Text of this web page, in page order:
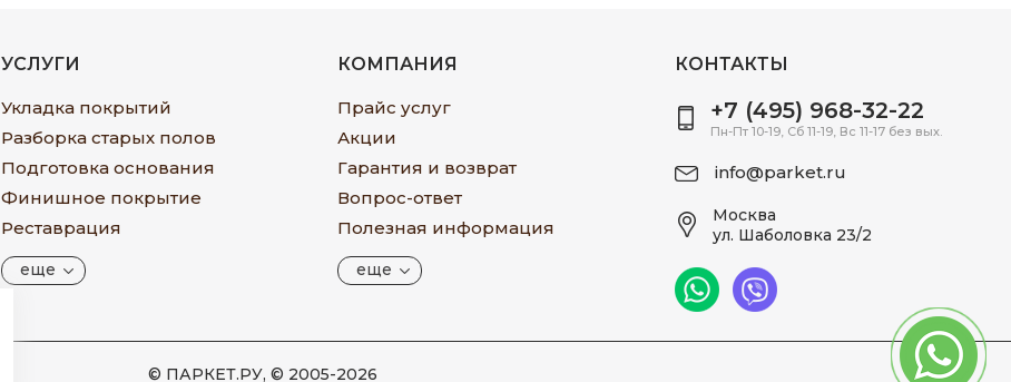
УСЛУГИ
Укладка покрытий
Разборка старых полов
Подготовка основания
Финишное покрытие
Реставрация
еще
КОМПАНИЯ
Прайс услуг
Акции
Гарантия и возврат
Вопрос-ответ
Полезная информация
еще
КОНТАКТЫ
+7 (495) 968-32-22
Пн-Пт 10-19, Сб 11-19, Вс 11-17 без вых.
info@parket.ru
Москва
ул. Шаболовка 23/2
© ПАРКЕТ.РУ, © 2005-2026